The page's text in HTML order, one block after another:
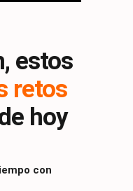
estos
retos
hoy
con